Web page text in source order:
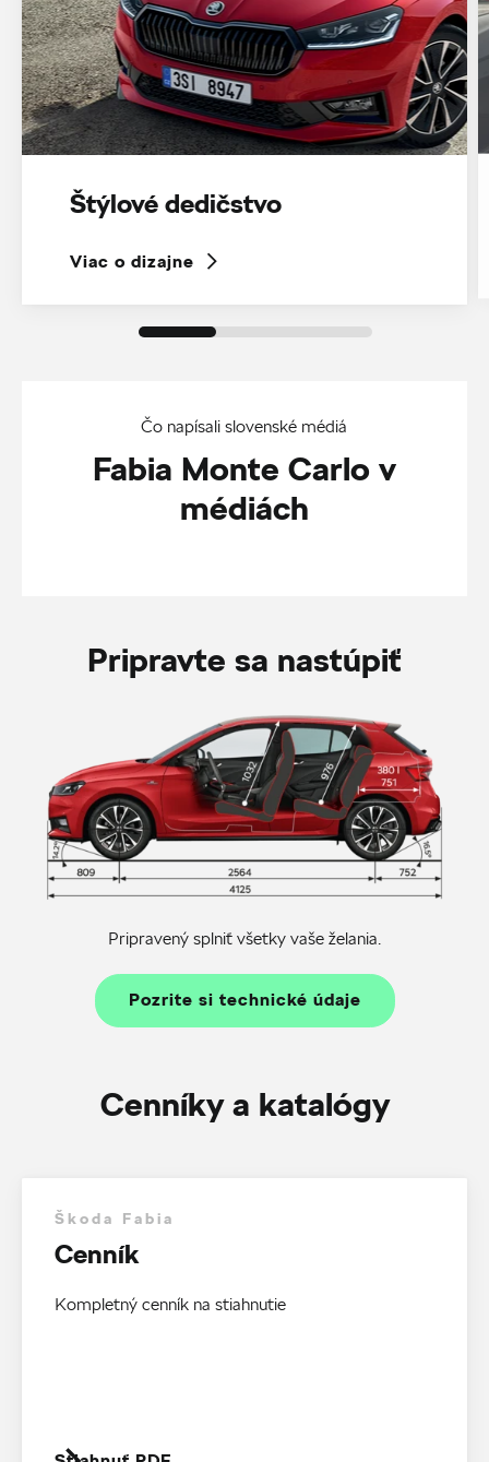
Štýlové dedičstvo
Viac o dizajne
Čo napísali slovenské médiá
Fabia Monte Carlo v
médiách
Pripravte sa nastúpiť
Pripravený splniť všetky vaše želania.
Pozrite si technické údaje
Cenníky a katalógy
Škoda Fabia
Cenník
Kompletný cenník na stiahnutie